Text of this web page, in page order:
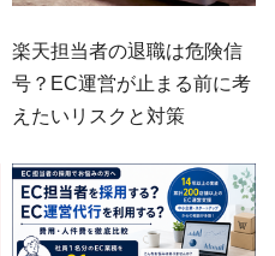
楽天担当者の退職は危険信
号？EC運営が止まる前に考
えたいリスクと対策